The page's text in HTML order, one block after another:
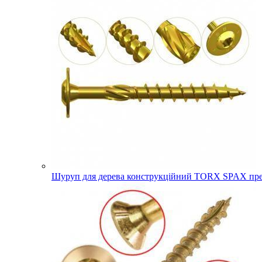
Шуруп для дерева конструкційний TORX SPAX